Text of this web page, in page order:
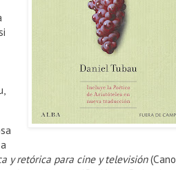
y retórica para cine y televisión(Cano,